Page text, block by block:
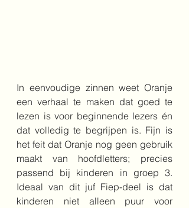
In eenvoudige zinnen weet Oranje
een verhaal te maken dat goed te
lezen is voor beginnende lezers én
dat volledig te begrijpen is. Fijn is
het feit dat Oranje nog geen gebruik
maakt van hoofdletters; precies
passend bij kinderen in groep 3.
Ideaal van dit juf Fiep-deel is dat
kinderen niet alleen puur voor